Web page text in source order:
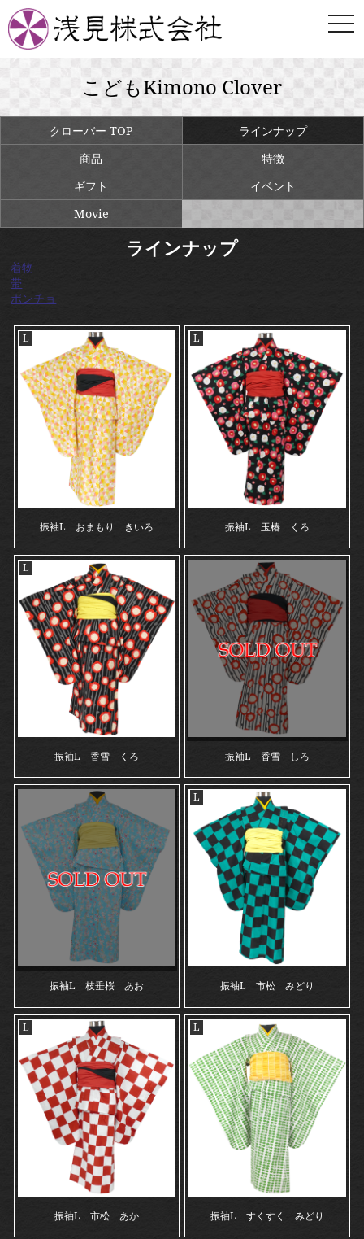
こどもKimono Clover
クローバー TOP
ラインナップ
商品
特徴
ギフト
イベント
Movie
ラインナップ
着物
帯
ポンチョ
L
振袖L おまもり きいろ
L
振袖L 玉椿 くろ
L
振袖L 香雪 くろ 振袖L 香雪 しろ
振袖L 枝垂桜 あお
L
振袖L 市松 みどり
L
振袖L 市松 あか
L
振袖L すくすく みどり